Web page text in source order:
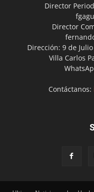
Director
Director
Dirección: 9 de
Villa Carlos
Contáctanos: